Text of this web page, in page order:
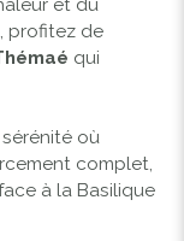
et du
profitez de
qui
où
complet,
à la Basilique